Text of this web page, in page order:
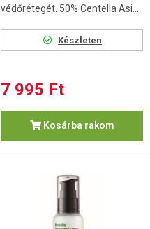
védőrétegét. 50% Centella Asi...
Készleten
7 995 Ft
Kosárba rakom